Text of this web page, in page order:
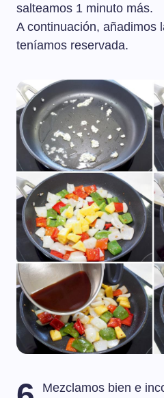
salteamos 1 minuto más.
A continuación, añadimos
teníamos reservada.
Mezclamos bien e